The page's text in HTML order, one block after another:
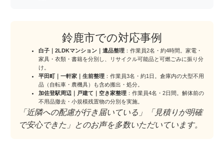
鈴鹿市での対応事例
白子｜2LDKマンション｜遺品整理 ：作業員2名・約4時間。家電・
家具・衣類・書籍を分別し、リサイクル可能品と可燃ごみに振り分
け。
平田町｜一軒家｜生前整理 ：作業員3名・約1日。倉庫内の大型不用
品（自転車・農機具）も含め搬出・処分。
加佐登駅周辺｜戸建て｜空き家整理 ：作業員4名・2日間。解体前の
不用品撤去・小規模残置物の分別を実施。
「近隣への配慮が行き届いている」「見積りが明確
で安心できた」とのお声を多数いただいています。